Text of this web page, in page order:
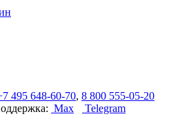
495 648-60-70, 8 800 555-05-20
Max
Telegram